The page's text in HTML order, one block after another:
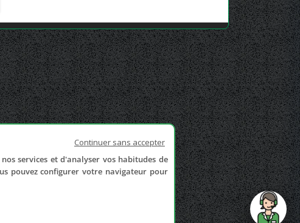
Continuer sans accepter
services et d'analyser vos habitudes de
pouvez configurer votre navigateur pour